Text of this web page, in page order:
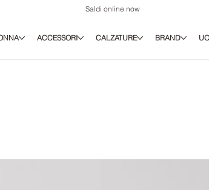
Saldi online now
ACCESSORI CALZATURE BRAND